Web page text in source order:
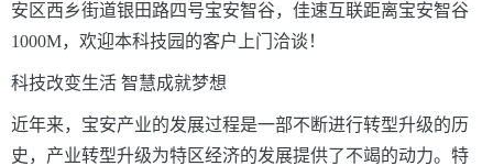
安区西乡街道银田路四号宝安智谷，佳速互联距离宝安智谷
1000M，欢迎本科技园的客户上门洽谈！
科技改变生活 智慧成就梦想
近年来，宝安产业的发展过程是一部不断进行转型升级的历
史，产业转型升级为特区经济的发展提供了不竭的动力。特